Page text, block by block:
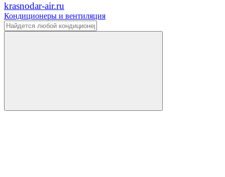
krasnodar-air.ru
Кондиционеры и вентиляция